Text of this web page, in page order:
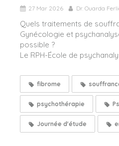
27 Mar 2026 Dr. Ouarda
Quels traitements de
Gynécologie et
possible ?
Le RPH-École de
fibrome
psychothérapie
Journée d'étude